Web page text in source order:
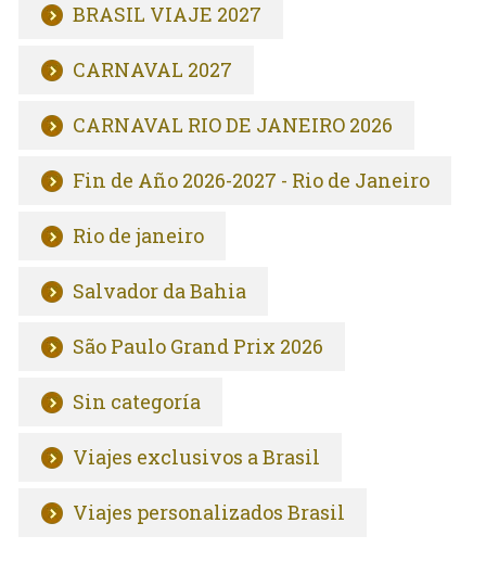
BRASIL VIAJE 2027
CARNAVAL 2027
CARNAVAL RIO DE JANEIRO 2026
Fin de Año 2026-2027 - Rio de Janeiro
Rio de janeiro
Salvador da Bahia
São Paulo Grand Prix 2026
Sin categoría
Viajes exclusivos a Brasil
Viajes personalizados Brasil